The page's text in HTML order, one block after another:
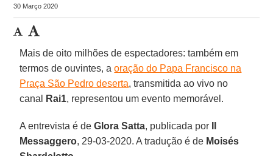
30 Março 2020
Mais de oito milhões de espectadores: também em
termos de ouvintes, aoração do Papa Francisco na
Praça São Pedro deserta, transmitida ao vivo no
canal
Rai1, representou um evento memorável.
A entrevista é deGlora Satta, publicada por
Messaggero, 29-03-2020. A tradução é de Moisés